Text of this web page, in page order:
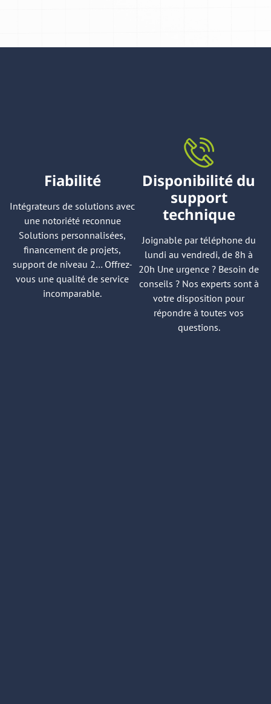
Fiabilité
Intégrateurs de solutions avec
une notoriété reconnue
Solutions personnalisées,
financement de projets,
support de niveau 2… Offrez-
vous une qualité de service
incomparable.
Disponibilité du
support
technique
Joignable par téléphone du
lundi au vendredi, de 8h à
20h Une urgence ? Besoin de
conseils ? Nos experts sont à
votre disposition pour
répondre à toutes vos
questions.